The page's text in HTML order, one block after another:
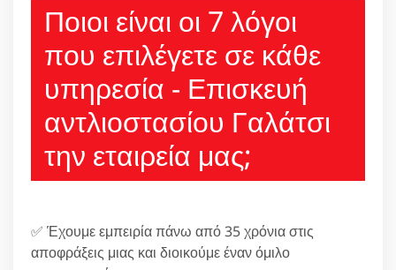
Ποιοι είναι οι 7 λόγοι
που επιλέγετε σε κάθε
υπηρεσία - Επισκευή
αντλιοστασίου Γαλάτσι
την εταιρεία μας;
✅ Έχουμε εμπειρία πάνω από 35 χρόνια στις
αποφράξεις μιας και διοικούμε έναν όμιλο